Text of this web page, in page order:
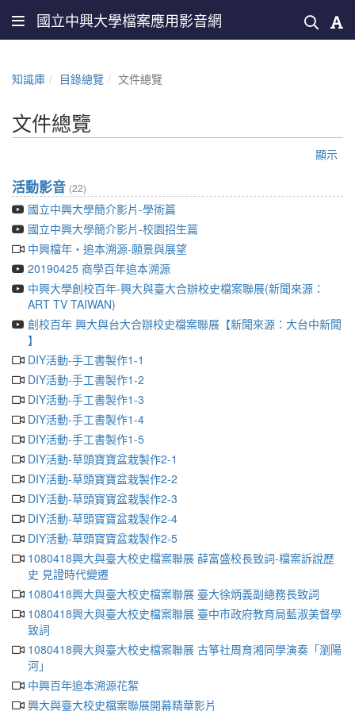
國立中興大學檔案應用影音網
知識庫 目錄總覽 文件總覽
文件總覽
顯示
活動影音 (22)
國立中興大學簡介影片-學術篇
國立中興大學簡介影片-校園招生篇
中興檔年‧追本溯源-願景與展望
20190425 商學百年追本溯源
中興大學創校百年-興大與臺大合辦校史檔案聯展(新聞來源：
ART TV TAIWAN)
創校百年 興大與台大合辦校史檔案聯展【新聞來源：大台中新聞
】
DIY活動-手工書製作1-1
DIY活動-手工書製作1-2
DIY活動-手工書製作1-3
DIY活動-手工書製作1-4
DIY活動-手工書製作1-5
DIY活動-草頭寶寶盆栽製作2-1
DIY活動-草頭寶寶盆栽製作2-2
DIY活動-草頭寶寶盆栽製作2-3
DIY活動-草頭寶寶盆栽製作2-4
DIY活動-草頭寶寶盆栽製作2-5
1080418興大與臺大校史檔案聯展 薛富盛校長致詞-檔案訴說歷
史 見證時代變遷
1080418興大與臺大校史檔案聯展 臺大徐炳義副總務長致詞
1080418興大與臺大校史檔案聯展 臺中市政府教育局藍淑美督學
致詞
1080418興大與臺大校史檔案聯展 古箏社周育湘同學演奏「瀏陽
河」
中興百年追本溯源花絮
興大與臺大校史檔案聯展開幕精華影片